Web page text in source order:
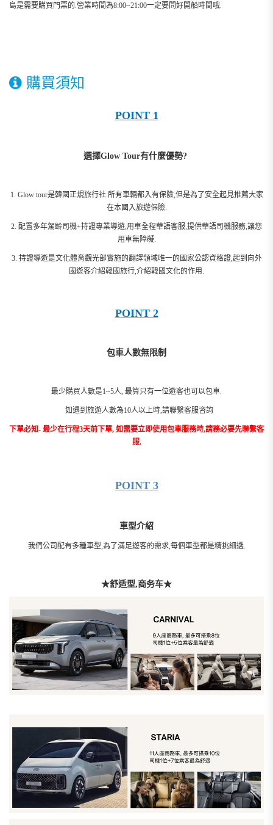
島是需要購買門票的.營業時間為8:00~21:00一定要問好開船時間哦.
購買須知
POINT 1
選擇Glow Tour有什麼優勢?
1. Glow tour是韓國正規旅行社.所有車輛都入有保險,但是為了安全起見推薦大家
在本國入旅遊保險.
2. 配置多年駕齡司機+持證專業導遊,用車全程華語客服,提供華語司機服務,讓您
用車無障礙.
3. 持證導遊是文化體育觀光部實施的翻譯領域唯一的國家公認資格證,起到向外
國遊客介紹韓國旅行,介紹韓國文化的作用.
POINT 2
包車人數無限制
最少購買人數是1~5人, 最算只有一位遊客也可以包車.
如遇到旅遊人數為10人以上時,請聯繫客服咨詢
下單必知- 最少在行程3天前下單, 如需要立即使用包車服務時,請務必要先聯繫客
服.
POINT 3
車型介紹
我們公司配有多種車型,為了滿足遊客的需求,每個車型都是精挑細選.
★舒适型,商务车★